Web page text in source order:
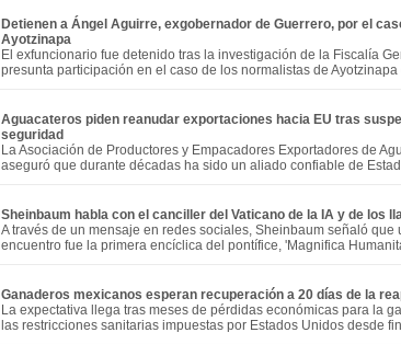
Detienen a Ángel Aguirre, exgobernador de Guerrero, por el
Ayotzinapa
El exfuncionario fue detenido tras la investigación de la Fiscalía
presunta participación en el caso de los normalistas de
Aguacateros piden reanudar exportaciones hacia EU tras
seguridad
La Asociación de Productores y Empacadores Exportadores de
aseguró que durante décadas ha sido un aliado confiable de
Sheinbaum habla con el canciller del Vaticano de la IA y de los
A través de un mensaje en redes sociales, Sheinbaum señaló que
encuentro fue la primera encíclica del pontífice, 'Magnifica
Ganaderos mexicanos esperan recuperación a 20 días de la
La expectativa llega tras meses de pérdidas económicas para la
las restricciones sanitarias impuestas por Estados Unidos desde